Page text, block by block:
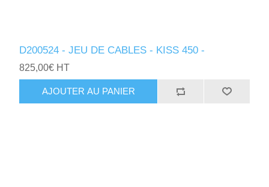
D200524 - JEU DE CABLES - KISS 450 -
825,00€ HT
AJOUTER AU PANIER